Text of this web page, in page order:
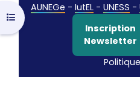
Ouvrir l’index du cours
AUNEGe - IutEL - UNESS -
Inscription
Newsletter